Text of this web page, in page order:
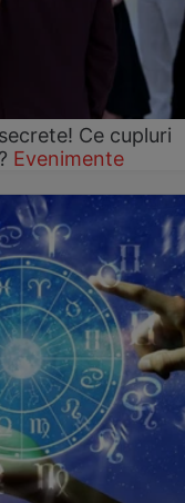
Ce cupluri
Evenimente